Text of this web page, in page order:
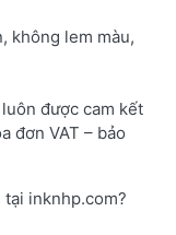
không lem màu,
được cam kết
đơn VAT – bảo
inknhp.com?